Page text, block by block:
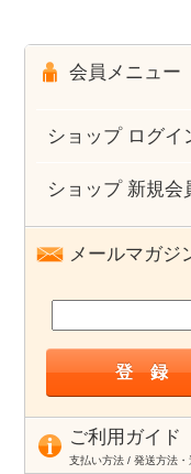
会員メニュー
ショップ ログイ
ショップ 新規会
メールマガジ
ご利用ガイド
支払い方法 / 発送方法